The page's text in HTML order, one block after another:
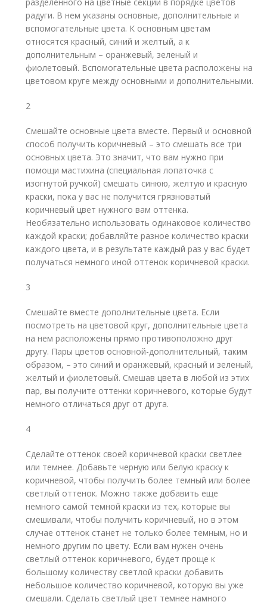
радуги. В нем указаны основные, дополнительные и
вспомогательные цвета. К основным цветам
относятся красный, синий и желтый, а к
дополнительным – оранжевый, зеленый и
фиолетовый. Вспомогательные цвета расположены на
цветовом круге между основными и дополнительными.
2
Смешайте основные цвета вместе. Первый и основной
способ получить коричневый – это смешать все три
основных цвета. Это значит, что вам нужно при
помощи мастихина (специальная лопаточка с
изогнутой ручкой) смешать синюю, желтую и красную
краски, пока у вас не получится грязноватый
коричневый цвет нужного вам оттенка.
Необязательно использовать одинаковое количество
каждой краски; добавляйте разное количество краски
каждого цвета, и в результате каждый раз у вас будет
получаться немного иной оттенок коричневой краски.
3
Смешайте вместе дополнительные цвета. Если
посмотреть на цветовой круг, дополнительные цвета
на нем расположены прямо противоположно друг
другу. Пары цветов основной-дополнительный, таким
образом, – это синий и оранжевый, красный и зеленый,
желтый и фиолетовый. Смешав цвета в любой из этих
пар, вы получите оттенки коричневого, которые будут
немного отличаться друг от друга.
4
Сделайте оттенок своей коричневой краски светлее
или темнее. Добавьте черную или белую краску к
коричневой, чтобы получить более темный или более
светлый оттенок. Можно также добавить еще
немного самой темной краски из тех, которые вы
смешивали, чтобы получить коричневый, но в этом
случае оттенок станет не только более темным, но и
немного другим по цвету. Если вам нужен очень
светлый оттенок коричневого, будет проще к
большому количеству светлой краски добавить
небольшое количество коричневой, которую вы уже
смешали. Сделать светлый цвет темнее намного